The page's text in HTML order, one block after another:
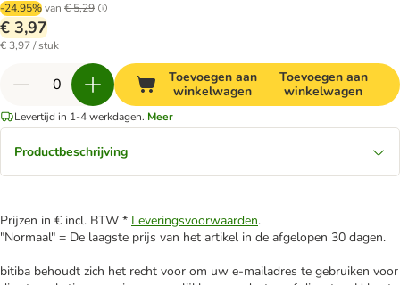
-24.95%van € 5,29
€ 3,97
€ 3,97 / stuk
Toevoegen aan
winkelwagen
Toevoegen aan
winkelwagen
Levertijd in 1-4 werkdagen. Meer
Productbeschrijving
Prijzen in € incl. BTW * Leveringsvoorwaarden.
"Normaal" = De laagste prijs van het artikel in de afgelopen 30 dagen.
bitiba behoudt zich het recht voor om uw e-mailadres te gebruiken voor